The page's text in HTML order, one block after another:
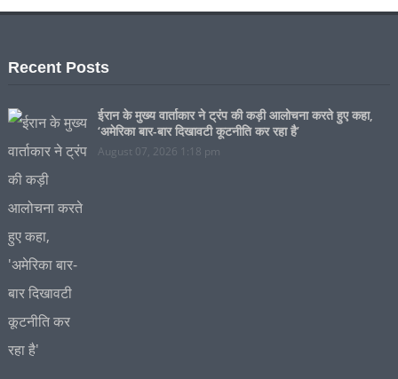
Recent Posts
ईरान के मुख्य वार्ताकार ने ट्रंप की कड़ी आलोचना करते हुए कहा,
‘अमेरिका बार-बार दिखावटी कूटनीति कर रहा है’
August 07, 2026 1:18 pm